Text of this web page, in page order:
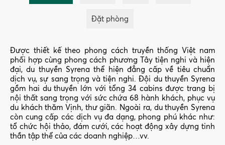
Đặt phòng
Được thiết kế theo phong cách truyền thống Việt nam
phối hợp cùng phong cách phương Tây tiện nghi và hiện
đại, du thuyền Syrena thể hiện đẳng cấp về tiêu chuẩn
dịch vụ, sự sang trọng và tiện nghi. Đội du thuyền Syrena
gồm hai du thuyền lớn với tổng 34 cabins được trang bị
nội thất sang trọng với sức chứa 68 hành khách, phục vụ
du khách thăm Vịnh, thư giãn. Ngoài ra, du thuyền Syrena
còn cung cấp các dịch vụ đa dạng, phong phú khác như:
tổ chức hội thảo, đám cưới, các hoạt động xây dựng tinh
thần tập thể của các doanh nghiệp…vv.